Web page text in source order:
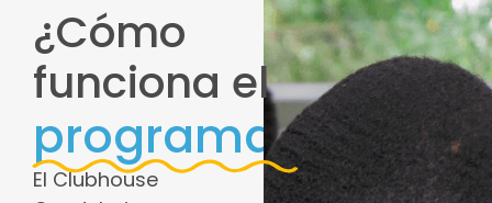
¿Cómo
funciona el
programa?
El Clubhouse